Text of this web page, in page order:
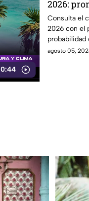
0:44
2026:
Consulta el
2026 con el
probabilidad
agosto 05,